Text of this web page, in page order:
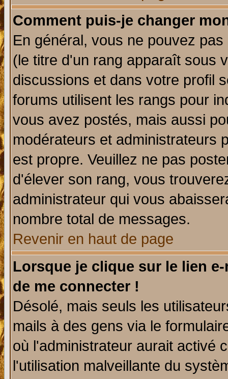
Comment puis-je changer
En général, vous ne pouvez
(le titre d'un rang apparaît sous
discussions et dans votre profil
forums utilisent les rangs pour
vous avez postés, mais aussi
modérateurs et administrateurs
est propre. Veuillez ne pas
d'élever son rang, vous
administrateur qui vous
nombre total de messages.
Revenir en haut de page
Lorsque je clique sur le lien
de me connecter !
Désolé, mais seuls les
mails à des gens via le
où l'administrateur aurait activé
l'utilisation malveillante du